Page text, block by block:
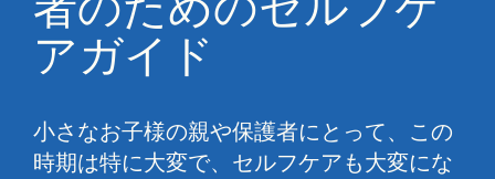
者のためのセルフケ
アガイド
小さなお子様の親や保護者にとって、この
時期は特に大変で、セルフケアも大変にな